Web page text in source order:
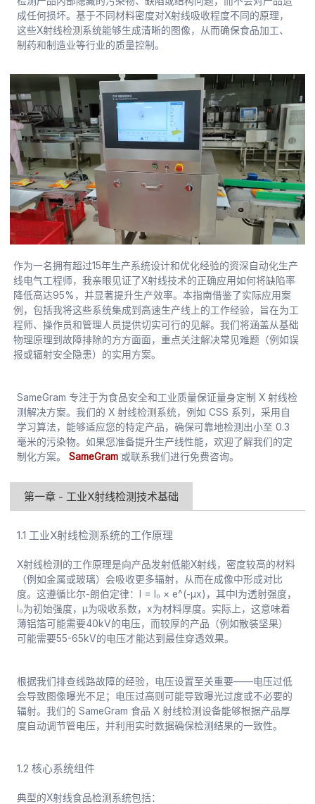
成任何损坏。基于不同材料密度对X射线吸收程度不同的原理，
这些X射线检测系统能够生成清晰的图像，从而确保食品加工、
制药和制造业等行业的质量控制。
作为一名拥有超过15年生产系统设计和优化经验的资深自动化生产
线电气工程师，我亲眼见证了X射线技术的正确应用如何将缺陷率
降低高达95%，并显著提升生产效率。本指南借鉴了实际应用案
例，包括我将这些系统集成到高速生产线上的工作经验，旨在为工
程师、操作员和管理人员提供切实可行的见解。我们将涵盖从基础
物理原理到故障排除的方方面面，重点关注解决常见难题（例如误
报或辐射安全隐患）的实用方案。
SameGram 专注于为食品安全和工业质量保证量身定制 X 射线检
测解决方案。我们的 X 射线检测系统，例如 CSS 系列，采用自
学习算法，能够适应您的特定产品，确保可靠地检测出小至 0.3
毫米的污染物。如果您准备提升生产线性能，欢迎了解我们的定
制化方案。SameGram 或联系我们进行免费咨询。
第一章 - 工业X射线检测技术基础
1.1 工业X射线检测系统的工作原理
X射线检测的工作原理是向产品发射低能X射线，密度较高的材料
（例如金属或玻璃）会吸收更多辐射，从而在成像中形成对比
度。这遵循比尔-朗伯定律：I = I₀ × e^(-μx)，其中I为透射强度，
I₀为初始强度，μ为吸收系数，x为材料厚度。实际上，这意味着
薄铝箔可能需要40kV的电压，而较厚的产品（例如散装坚果）
可能需要55-65kV的电压才能达到最佳穿透效果。
根据我们排查线路故障的经验，电压设置至关重要——电压过低
会导致图像曝光不足；电压过高则可能导致曝光过度或不必要的
辐射。我们的 SameGram 食品 X 射线检测设备能够根据产品厚
度自动调节管电压，并利用实时数据确保检测结果的一致性。
1.2 核心系统组件
典型的X射线食品检测系统包括：